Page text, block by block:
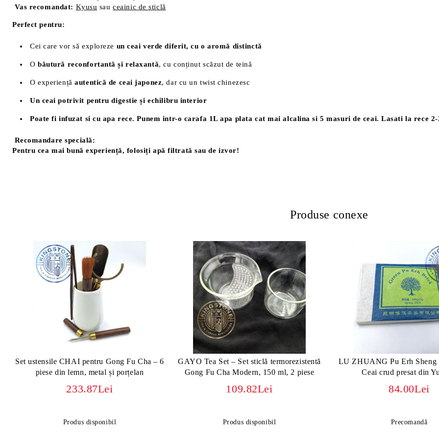
Vas recomandat: Kyusu sauceainic de sticlă
Perfect pentru:
Cei care vor să exploreze un ceai verde diferit, cu o aromă distinctă
Obăutură reconfortantă și relaxantă, cu conținut scăzut de teină
O experiențăautentică de ceai japonez, dar cu un twist chinezesc
Un ceai potrivit pentru digestie și echilibru interior
Poate fi infuzat si cu apa rece. Punem intr-o carafa 1L apa plata cat mai alcalina si 5 masuri de ceai. Lasati la rece
Recomandare specială:
Pentru cea mai bună experiență, folosiți apă filtrată sau de izvor!
Produse conexe
Set ustensile CHAI pentru Gong Fu Cha – 6
piese din lemn, metal și porțelan
233.87Lei
Produs disponibil
GAYO Tea Set – Set sticlă termorezistentă
Gong Fu Cha Modern, 150 ml, 2 piese
109.82Lei
Produs disponibil
LU ZHUANG Pu Erh Sheng
Ceai crud presat din
84.00Lei
Precomandă